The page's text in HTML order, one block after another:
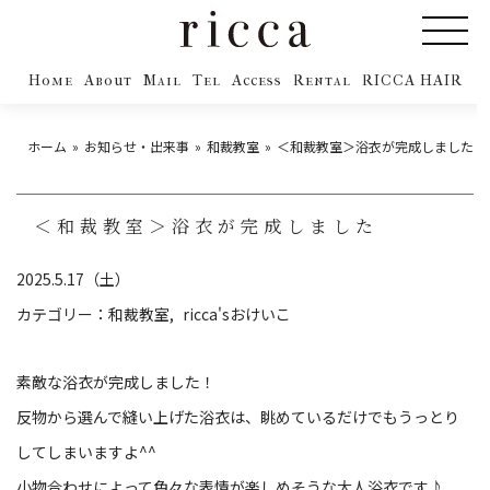
Home About Mail Tel Access Rental RICCA HAIR
ホーム お知らせ・出来事 和裁教室 ＜和裁教室＞浴衣が完成しました
＜和裁教室＞浴衣が完成しました
2025.5.17（土）
カテゴリー： 和裁教室 ricca'sおけいこ
素敵な浴衣が完成しました！
反物から選んで縫い上げた浴衣は、眺めているだけでもうっとり
してしまいますよ^^